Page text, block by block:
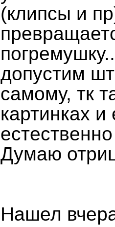
(клипсы и
допустим
самому, тк
картинках
Думаю
Нашел